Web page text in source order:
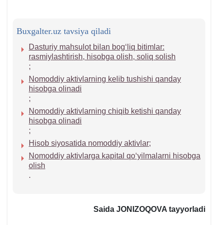
Buxgalter.uz tavsiya qiladi
Dasturiy mahsulot bilan bogʻliq bitimlar:
rasmiylashtirish, hisobga olish, soliq solish
;
Nomoddiy aktivlarning kelib tushishi qanday
hisobga olinadi
;
Nomoddiy aktivlarning chiqib ketishi qanday
hisobga olinadi
;
Hisob siyosatida nomoddiy aktivlar;
Nomoddiy aktivlarga kapital qoʻyilmalarni hisobga
olish
.
Saida JONIZOQOVA tayyorladi